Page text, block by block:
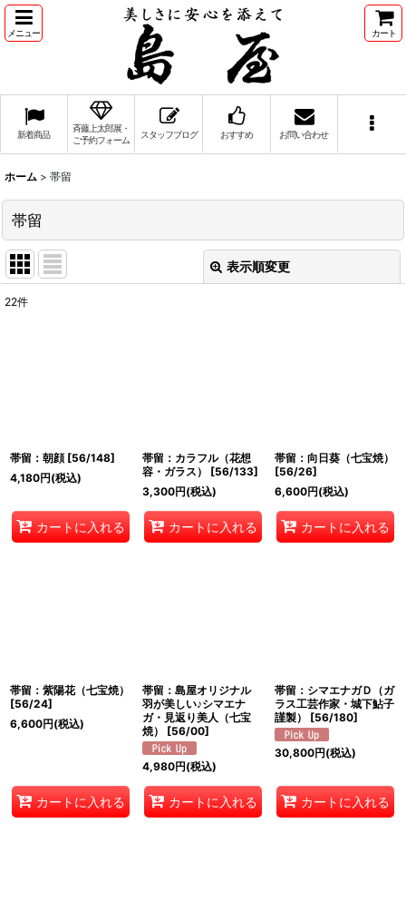
メニュー カート
新着商品
斉藤上太郎展・
ご予約フォーム
スタッフブログ おすすめ お問い合わせ
ホーム > 帯留
帯留
表示順変更
22件
帯留：朝顔 [56/148]
4,180円(税込)
カートに入れる
帯留：カラフル（花想
容・ガラス）
[56/133]
3,300円(税込)
カートに入れる
帯留：向日葵（七宝焼）
[56/26]
6,600円(税込)
カートに入れる
帯留：紫陽花（七宝焼）
[56/24]
6,600円(税込)
カートに入れる
帯留：島屋オリジナル
羽が美しい♪シマエナ
ガ・見返り美人（七宝
焼）
[56/00]
4,980円(税込)
カートに入れる
帯留：シマエナガＤ（ガ
ラス工芸作家・城下鮎子
謹製）
[56/180]
30,800円(税込)
カートに入れる